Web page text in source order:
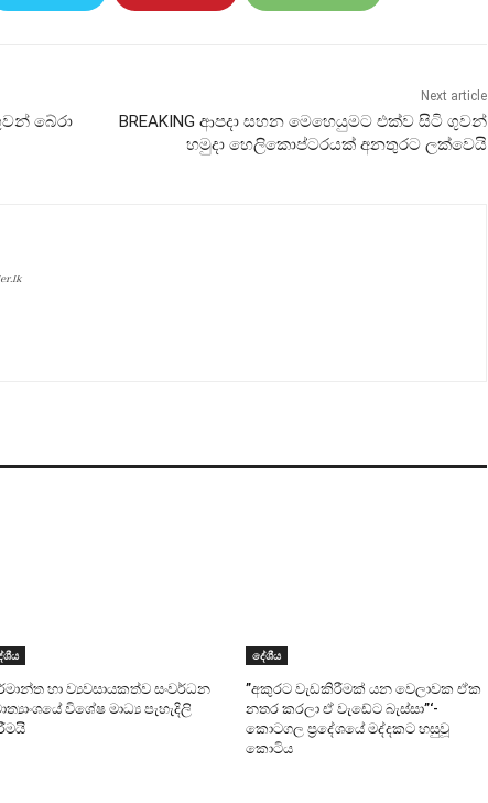
බේරා
Next article
BREAKING ආපදා සහන මෙහෙයුමට එක්ව සිටි ගුවන්
හමුදා හෙලිකොප්ටරයක් අනතුරට ලක්වෙයි
හා ව්‍යවසායකත්ව සංවර්ධන
විශේෂ මාධ්‍ය පැහැදිලි
දේශීය
”අකුරට වැඩකිරීමක් යන වෙලාවක ඒක
නතර කරලා ඒ වැඩේට බැස්සා”‘-
කොටගල ප්‍රදේශයේ මද්දකට හසුවූ
කොටිය